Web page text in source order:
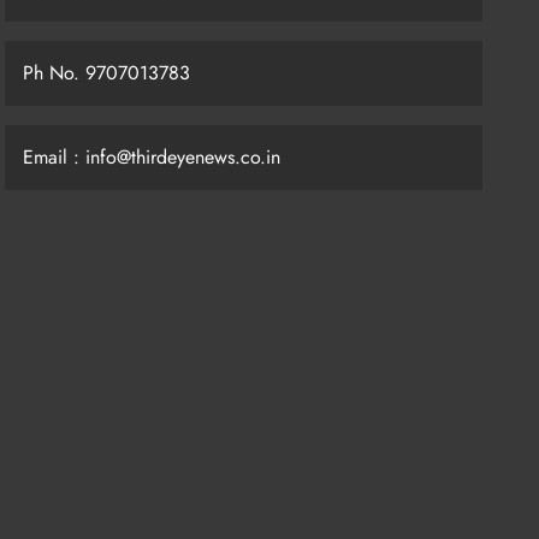
Ph No. 9707013783
Email : info@thirdeyenews.co.in